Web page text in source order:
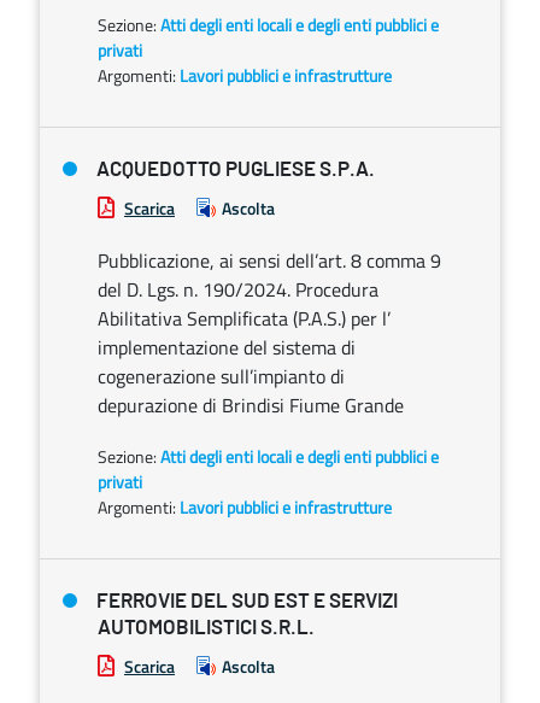
Sezione:Atti degli enti locali e degli enti pubblici e
privati
Argomenti: Lavori pubblici e infrastrutture
ACQUEDOTTO PUGLIESE S.P.A.
Scarica Ascolta
Pubblicazione, ai sensi dell’art. 8 comma 9
del D. Lgs. n. 190/2024. Procedura
Abilitativa Semplificata (P.A.S.) per l’
implementazione del sistema di
cogenerazione sull’impianto di
depurazione di Brindisi Fiume Grande
Sezione:Atti degli enti locali e degli enti pubblici e
privati
Argomenti: Lavori pubblici e infrastrutture
FERROVIE DEL SUD EST E SERVIZI
AUTOMOBILISTICI S.R.L.
Scarica Ascolta